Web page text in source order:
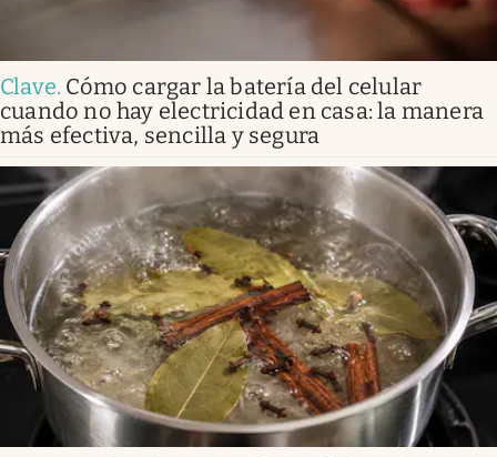
Clave. Cómo cargar la batería del celular
cuando no hay electricidad en casa: la manera
más efectiva, sencilla y segura